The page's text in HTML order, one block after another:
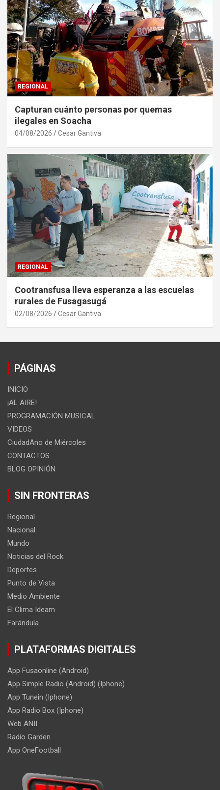
REGIONAL
Capturan cuánto personas por quemas
ilegales en Soacha
04/08/2026 Cesar Gantiva
REGIONAL
Cootransfusa lleva esperanza a las escuelas
rurales de Fusagasugá
02/08/2026 Cesar Gantiva
PÁGINAS
INICIO
¡AL AIRE!
PROGRAMACIÓN MUSICAL
VIDEOS
CiudadAno de Miércoles
CONTACTOS
BLOG OPINIÓN
SIN FRONTERAS
Regional
Nacional
Mundo
Noticias del Rock
Deportes
Punto de Vista
Medio Ambiente
El Clima Ideam
Farándula
PLATAFORMAS DIGITALES
App Fusaonline (Android)
App Simple Radio (Android) (Iphone)
App Tunein (Iphone)
App Radio Box (Iphone)
Web ANII
Radio Garden
App OneFootball